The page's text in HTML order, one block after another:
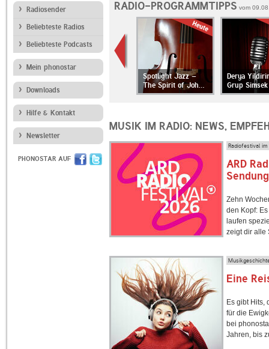
Radiosender
Beliebteste Radios
Beliebteste Podcasts
Mein phonostar
Downloads
Hilfe & Kontakt
Newsletter
PHONOSTAR AUF
RADIO-PROGRAMMTIPPS vom
von Mi…
Erweiterte
Perspektiven: Die …
Spotlight Jazz –
The Spirit of Joh…
Derya
Grup
MUSIK IM RADIO: NEWS,
Radiofestival im
ARD
Zehn
den Kopf:
laufen
zeigt dir alle
Eine
Es gibt Hits,
für die
bei
Jahren, bis